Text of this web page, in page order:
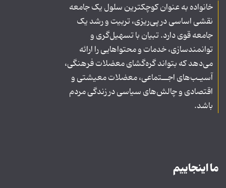
خانواده به عنوان کوچکترین سلول یک جامعه
نقشی اساسی در پی‌ریزی، تربیت و رشد یک
جامعه قوی دارد. تبیان با تسهیل‌گری و
توانمندسازی، خدمات و محتواهایی را ارائه
می‌دهد که بتواند گره‌گشای معضلات فرهنگی،
آسیـب‌های اجــتماعی، معضلات معیشتی و
اقتصادی و چالش‌های سیاسی در زندگی مردم
باشد.
ما اینجاییم